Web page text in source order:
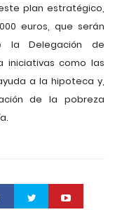
plan estratégico,
euros, que serán
la Delegación de
iniciativas como las
a la hipoteca y,
de la pobreza